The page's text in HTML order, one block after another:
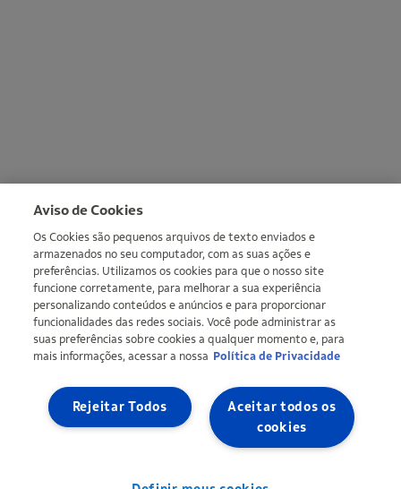
Copyright © Ipiranga Produtos de Petróleo SA 2026 | CNPJ:
Mapa do sitePolítica de Privacidade Definir meus cookies
Aviso de Cookies
Os Cookies são pequenos arquivos de texto enviados e
armazenados no seu computador, com as suas ações e
preferências. Utilizamos os cookies para que o nosso site
funcione corretamente, para melhorar a sua experiência
personalizando conteúdos e anúncios e para proporcionar
funcionalidades das redes sociais. Você pode administrar as
suas preferências sobre cookies a qualquer momento e, para
mais informações, acessar a nossa Política de Privacidade
Aceitar todos os
cookies
Rejeitar Todos